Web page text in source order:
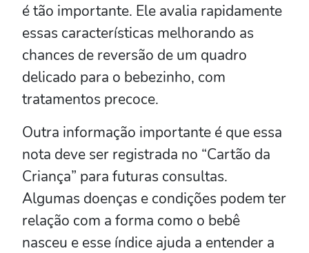
é tão importante. Ele avalia rapidamente
essas características melhorando as
chances de reversão de um quadro
delicado para o bebezinho, com
tratamentos precoce.
Outra informação importante é que essa
nota deve ser registrada no “Cartão da
Criança” para futuras consultas.
Algumas doenças e condições podem ter
relação com a forma como o bebê
nasceu e esse índice ajuda a entender a